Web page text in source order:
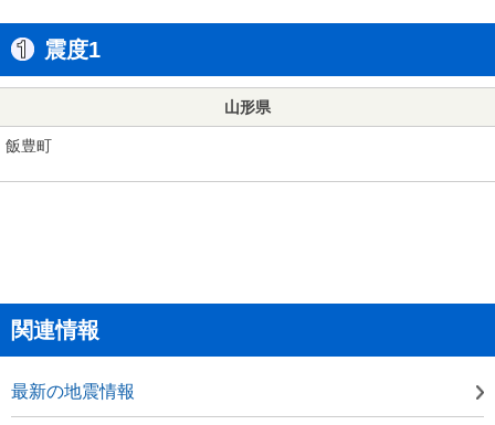
震度1
山形県
飯豊町
関連情報
最新の地震情報